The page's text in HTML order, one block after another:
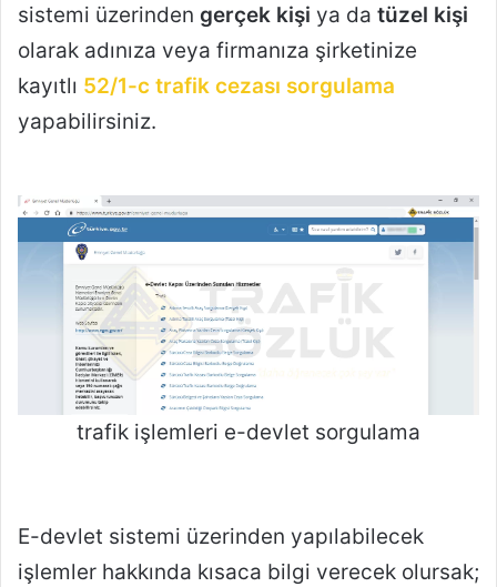
sistemi üzerinden gerçek kişi ya da tüzel kişi
olarak adınıza veya firmanıza şirketinize
kayıtlı 52/1-c trafik cezası sorgulama
yapabilirsiniz.
trafik işlemleri e-devlet sorgulama
E-devlet sistemi üzerinden yapılabilecek
işlemler hakkında kısaca bilgi verecek olursak;